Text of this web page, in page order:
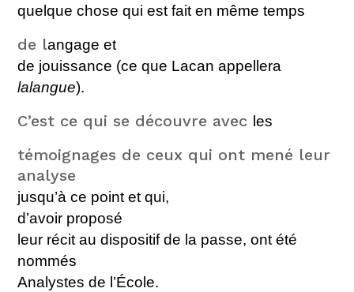
quelque chose qui est fait en mêmetemps
de langage et
de jouissance (ce que Lacanappellera
lalangue).
C’est ce qui se découvre avec les
témoignages de ceux qui ont mené leur
analyse
jusqu’à ce point et qui,
d’avoir proposé
leur récit au dispositif de la passe, ont été
nommés
Analystes de l’École.